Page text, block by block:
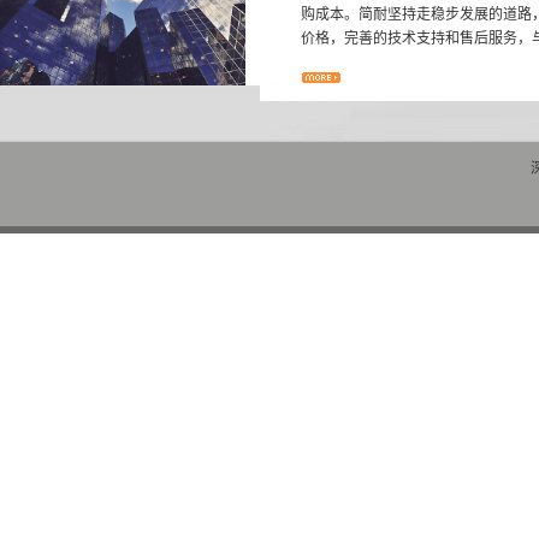
购成本。简耐坚持走稳步发展的道
价格，完善的技术支持和售后服务
的品牌以更好地服务客户。